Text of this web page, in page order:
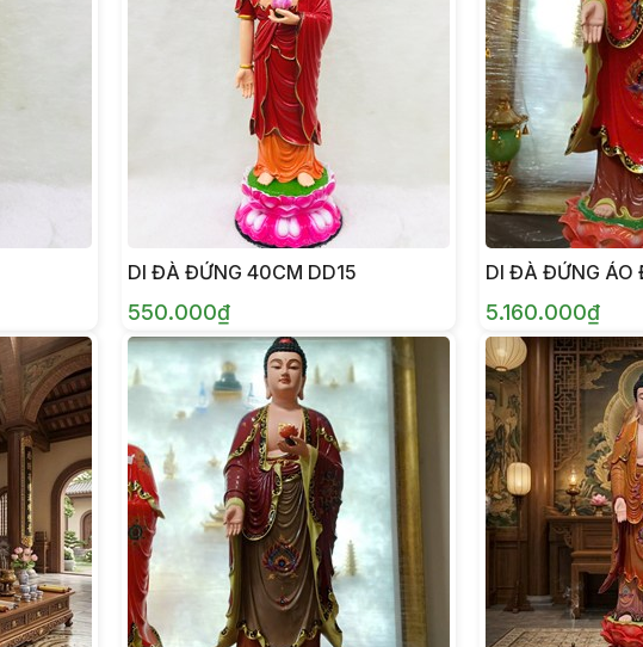
DI ĐÀ ĐỨNG 40CM DD15
550.000₫
DI ĐÀ ĐỨNG ÁO
5.160.000₫